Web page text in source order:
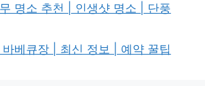
명소 추천 | 인생샷 명소 | 단풍
베큐장 | 최신 정보 | 예약 꿀팁